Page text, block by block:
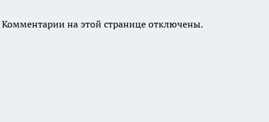
Комментарии на этой странице отключены.